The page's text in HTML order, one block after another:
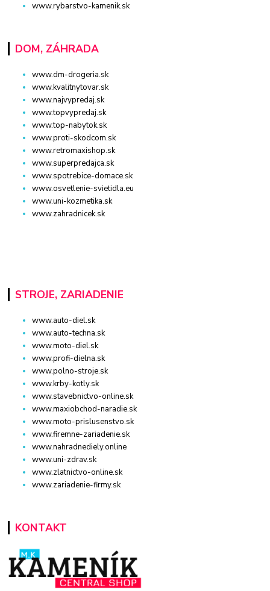
www.rybarstvo-kamenik.sk
DOM, ZÁHRADA
www.dm-drogeria.sk
www.kvalitnytovar.sk
www.najvypredaj.sk
www.topvypredaj.sk
www.top-nabytok.sk
www.proti-skodcom.sk
www.retromaxishop.sk
www.superpredajca.sk
www.spotrebice-domace.sk
www.osvetlenie-svietidla.eu
www.uni-kozmetika.sk
www.zahradnicek.sk
STROJE, ZARIADENIE
www.auto-diel.sk
www.auto-techna.sk
www.moto-diel.sk
www.profi-dielna.sk
www.polno-stroje.sk
www.krby-kotly.sk
www.stavebnictvo-online.sk
www.maxiobchod-naradie.sk
www.moto-prislusenstvo.sk
www.firemne-zariadenie.sk
www.nahradnediely.online
www.uni-zdrav.sk
www.zlatnictvo-online.sk
www.zariadenie-firmy.sk
KONTAKT